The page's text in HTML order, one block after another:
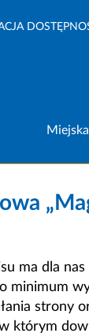
ma dla
strony
którym